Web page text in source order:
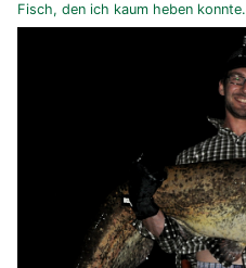
Fisch, den ich kaum heben konnte.